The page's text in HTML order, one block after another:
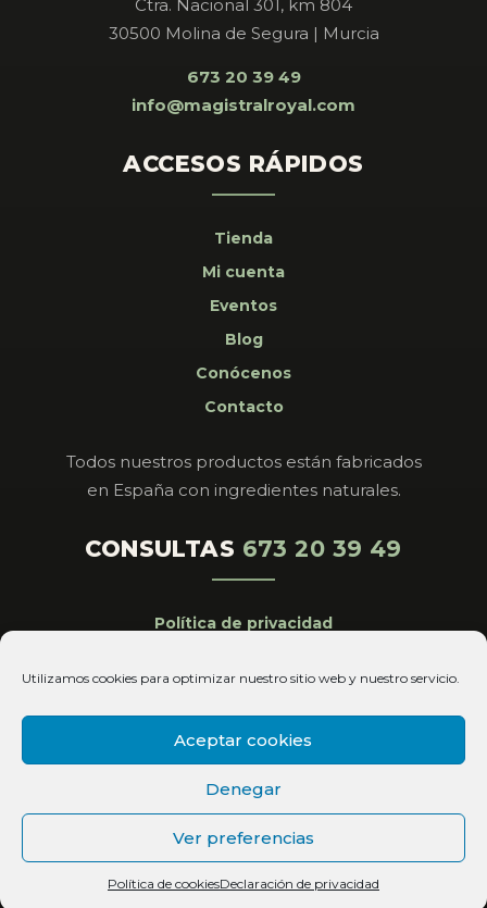
Utilizamos cookies para optimizar nuestro sitio web y nuestro servicio.
Aceptar cookies
Denegar
Ver preferencias
Política de cookiesDeclaración de privacidad
Ctra. Nacional 301, km 804
30500 Molina de Segura | Murcia
673 20 39 49
info@magistralroyal.com
ACCESOS RÁPIDOS
Tienda
Mi cuenta
Eventos
Blog
Conócenos
Contacto
Todos nuestros productos están fabricados
en España con ingredientes naturales.
CONSULTAS 673 20 39 49
Política de privacidad